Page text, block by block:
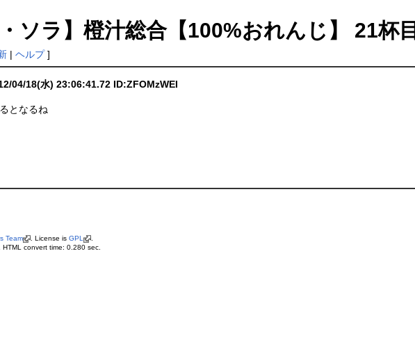
ソラ】橙汁総合【100%おれんじ】 21杯
| ヘルプ]
04/18(水) 23:06:41.72 ID:ZFOMzWEI
となるね
Team . License is GPL
.
convert time: 0.280 sec.